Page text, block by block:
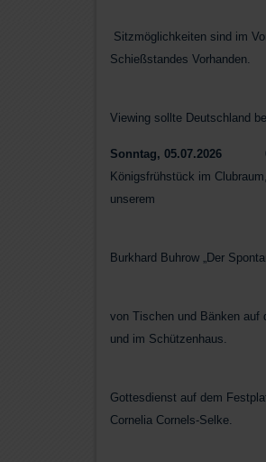
Sitzmöglichkeiten sind im
Schießstandes Vorhanden.
22:00
Viewing sollte Deutschland
Sonntag, 05.07.2026
Königsfrühstück im
unserem
Burkhard Buhrow „Der
09.15 Uhr
von Tischen und Bänken auf
und im Schützenhaus.
10.00
Gottesdienst auf dem
Cornelia Cornels-Selke.
11.00 Uhr